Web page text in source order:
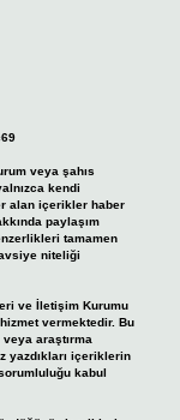
veya şahıs
kendi
alan içerikler haber
paylaşım
tamamen
niteliği
ve İletişim Kurumu
vermektedir. Bu
araştırma
yazdıkları içeriklerin
kabul